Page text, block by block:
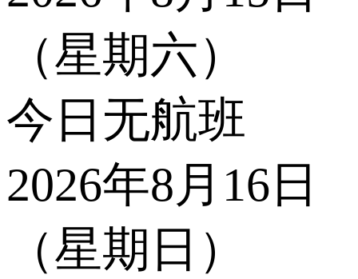
（星期六）
今日无航班
2026年8月16日
（星期日）